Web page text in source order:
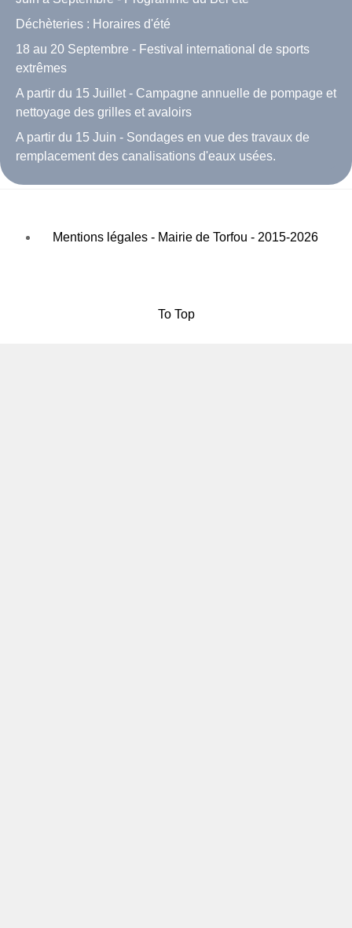
Déchèteries : Horaires d'été
18 au 20 Septembre - Festival international de sports
extrêmes
A partir du 15 Juillet - Campagne annuelle de pompage et
nettoyage des grilles et avaloirs
A partir du 15 Juin - Sondages en vue des travaux de
remplacement des canalisations d'eaux usées.
Mentions légales - Mairie de Torfou - 2015-2026
To Top